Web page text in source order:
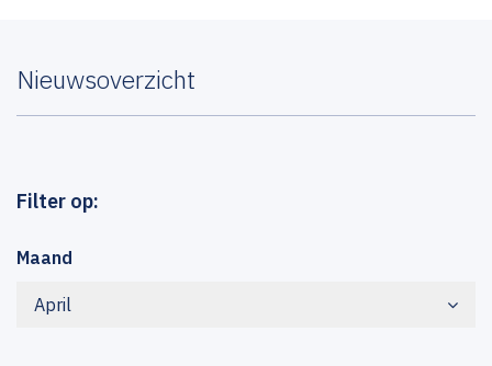
Nieuwsoverzicht
Filter op:
Maand
April